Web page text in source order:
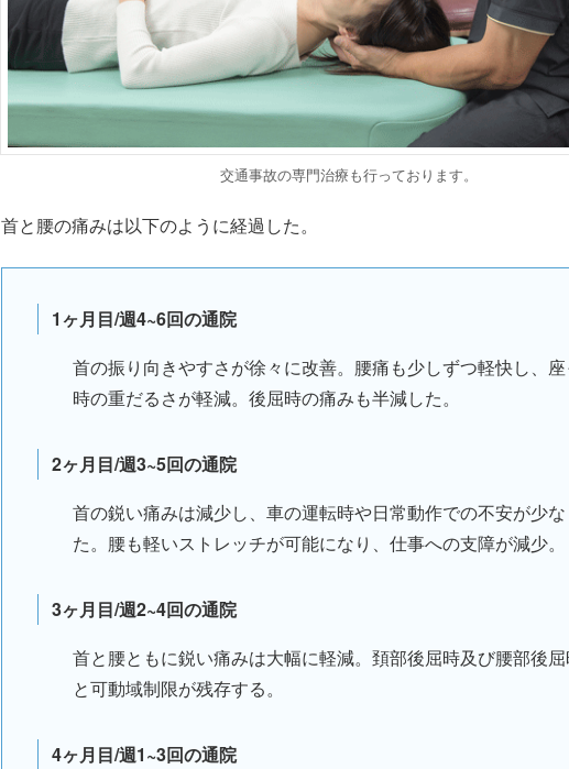
交通事故の専門治療も行っております。
首と腰の痛みは以下のように経過した。
1ヶ月目/週4~6回の通院
首の振り向きやすさが徐々に改善。腰痛も少しずつ軽快し、
時の重だるさが軽減。後屈時の痛みも半減した。
2ヶ月目/週3~5回の通院
首の鋭い痛みは減少し、車の運転時や日常動作での不安が少な
た。腰も軽いストレッチが可能になり、仕事への支障が減少。
3ヶ月目/週2~4回の通院
首と腰ともに鋭い痛みは大幅に軽減。頚部後屈時及び腰部後
と可動域制限が残存する。
4ヶ月目/週1~3回の通院